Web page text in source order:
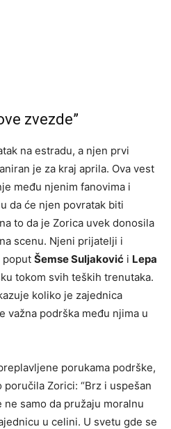
zvezde”
na estradu, a njen prvi
je za kraj aprila. Ova vest
među njenim fanovima i
da će njen povratak biti
to da je Zorica uvek donosila
scenu. Njeni prijatelji i
poput Šemse Suljaković i Lepa
tokom svih teških trenutaka.
koliko je zajednica
važna podrška među njima u
porukama podrške,
poručila Zorici: “Brz i uspešan
ne samo da pružaju moralnu
u celini. U svetu gde se